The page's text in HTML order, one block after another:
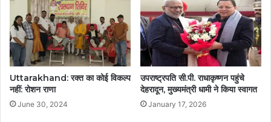
Uttarakhand: रक्त का कोई विकल्प
नहीं: रोशन राणा
June 30, 2024
उपराष्ट्रपति सी.पी. राधाकृष्णन पहुंचे
देहरादून, मुख्यमंत्री धामी ने किया स्वागत
January 17, 2026